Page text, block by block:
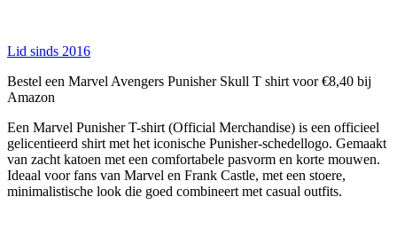
Lid sinds 2016
Bestel een Marvel Avengers Punisher Skull T shirt voor €8,40 bij
Amazon
Een Marvel Punisher T-shirt (Official Merchandise) is een officieel
gelicentieerd shirt met het iconische Punisher-schedellogo. Gemaakt
van zacht katoen met een comfortabele pasvorm en korte mouwen.
Ideaal voor fans van Marvel en Frank Castle, met een stoere,
minimalistische look die goed combineert met casual outfits.